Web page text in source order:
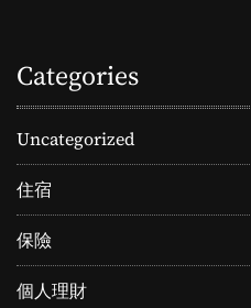
Categories
Uncategorized
住宿
保險
個人理財